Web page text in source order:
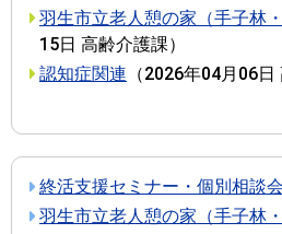
羽生市立老人憩の家（手子林・
15日 高齢介護課）
認知症関連 （2026年04月06日
終活支援セミナー・個別相談
羽生市立老人憩の家（手子林・